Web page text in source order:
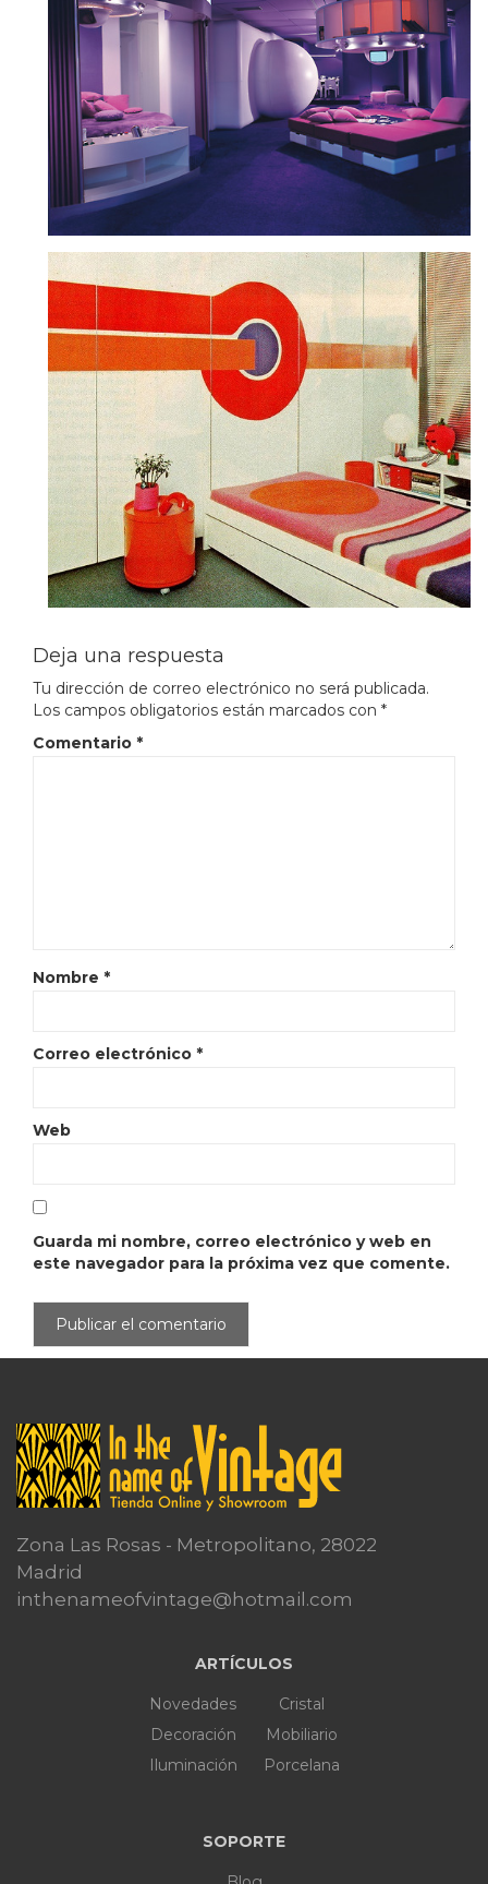
Deja una respuesta
Tu dirección de correo electrónico no será publicada.
Los campos obligatorios están marcados con *
Comentario *
Nombre *
Correo electrónico *
Web
Guarda mi nombre, correo electrónico y web en
este navegador para la próxima vez que comente.
Zona Las Rosas - Metropolitano, 28022
Madrid
inthenameofvintage@hotmail.com
ARTÍCULOS
Novedades
Decoración
Iluminación
Cristal
Mobiliario
Porcelana
SOPORTE